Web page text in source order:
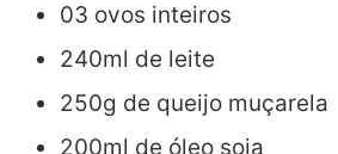
03 ovos inteiros
240ml de leite
250g de queijo muçarela
200ml de óleo soja